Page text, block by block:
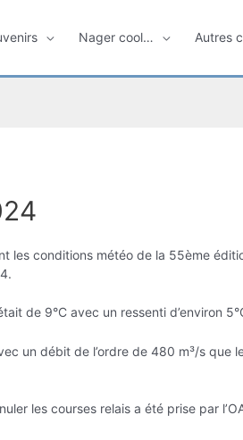
Nager cool… Autres
les conditions météo de la 55ème
de 9°C avec un ressenti d’environ
un débit de l’ordre de 480 m³/s
les courses relais a été prise par